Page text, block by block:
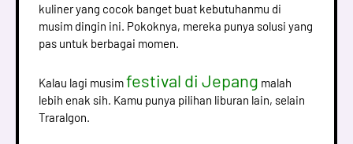
kuliner yang cocok banget buat kebutuhanmu di
musim dingin ini. Pokoknya, mereka punya solusi yang
pas untuk berbagai momen.
Kalau lagi musimfestival di Jepang malah
lebih enak sih. Kamu punya pilihan liburan lain, selain
Traralgon.